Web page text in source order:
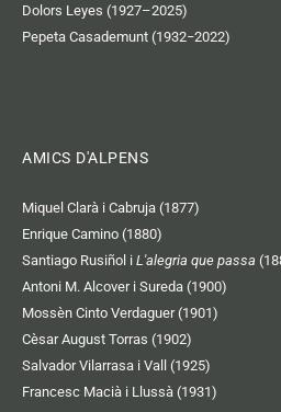
Dolors Leyes (1927–2025)
Pepeta Casademunt (1932−2022)
AMICS D'ALPENS
Miquel Clarà i Cabruja (1877)
Enrique Camino (1880)
Santiago Rusiñol i L'alegria que passa
Antoni M. Alcover i Sureda (1900)
Mossèn Cinto Verdaguer (1901)
Cèsar August Torras (1902)
Salvador Vilarrasa i Vall (1925)
Francesc Macià i Llussà (1931)